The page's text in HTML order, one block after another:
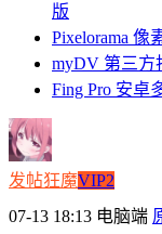
版
Pixelorama 像
myDV 第三方
Fing Pro 安卓
发帖狂魔VIP2
07-13 18:13 电脑端